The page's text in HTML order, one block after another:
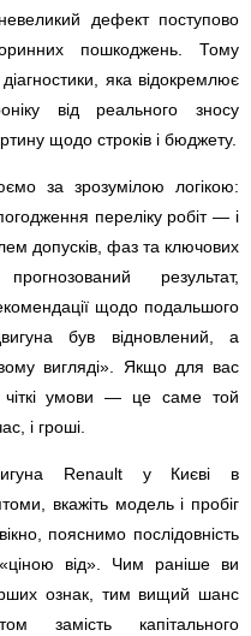
дефект поступово
пошкоджень. Тому
яка відокремлює
від реального зносу
щодо строків і бюджету.
за зрозумілою логікою:
переліку робіт — і
допусків, фаз та ключових
результат,
щодо подальшого
був відновлений, а
вигляді». Якщо для вас
чіткі умови — це саме той
і гроші.
Renault у Києві в
вкажіть модель і пробіг
пояснимо послідовність
від». Чим раніше ви
ознак, тим вищий шанс
замість капітального